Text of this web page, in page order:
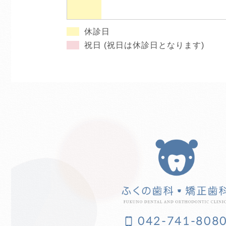
休診日
祝日 (祝日は休診日となります)
042-741-